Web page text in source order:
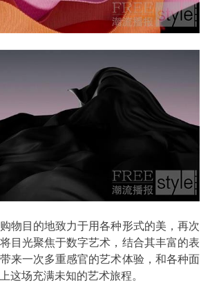
物目的地致力于用各种形式的美，再次
目光聚焦于数字艺术，结合其丰富的表
来一次多重感官的艺术体验，和各种面
这场充满未知的艺术旅程。